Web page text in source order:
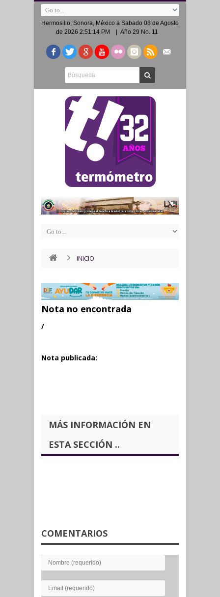
Hermosillo, Sonora, México a Sabado 08 de Agosto
de 2026 2:51:14 PM
| Año 29 No. 11
INICIO
Nota no encontrada
/
Nota publicada:
MÁS INFORMACIÓN EN
ESTA SECCIÓN ..
COMENTARIOS